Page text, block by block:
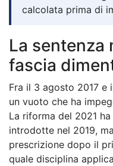
calcolata prima di
La sentenza
fascia
Fra il 3 agosto 2017 e
un vuoto che ha
La riforma del 2021
introdotte nel 2019,
prescrizione dopo il
quale disciplina